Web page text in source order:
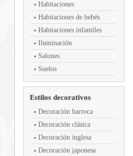
Habitaciones
Habitaciones de bebés
Habitaciones infantiles
Iluminación
Salones
Suelos
Estilos decorativos
Decoración barroca
Decoración clásica
Decoración inglesa
Decoración japonesa